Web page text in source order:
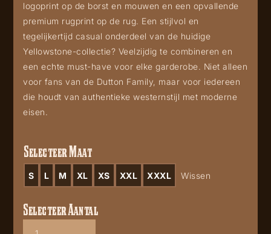
logoprint op de borst en mouwen en een opvallende
premium rugprint op de rug. Een stijlvol en
tegelijkertijd casual onderdeel van de huidige
Yellowstone-collectie? Veelzijdig te combineren en
een echte must-have voor elke garderobe. Niet alleen
voor fans van de Dutton Family, maar voor iedereen
die houdt van authentieke westernstijl met moderne
eisen.
Selecteer Maat
S L M XL XS XXL XXXL Wissen
Yellowstone
Selecteer Aantal